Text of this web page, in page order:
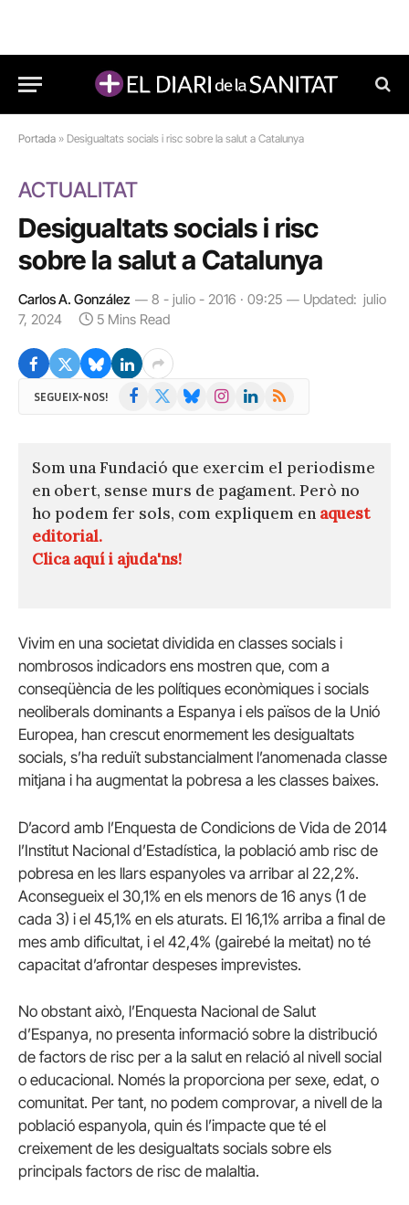
Portada » Desigualtats socials i risc sobre la salut a Catalunya
ACTUALITAT
Desigualtats socials i risc
sobre la salut a Catalunya
Carlos A. González 8 - julio - 2016 · 09:25 Updated: julio
7, 2024
5 Mins Read
SEGUEIX-NOS! Facebook BlueskyInstagramLinkedIn
RSS
Som una Fundació que exercim el periodisme
en obert, sense murs de pagament. Però no
ho podem fer sols, com expliquem en aquest
editorial.
Clica aquí i ajuda'ns!
Vivim en una societat dividida en classes socials i
nombrosos indicadors ens mostren que, com a
conseqüència de les polítiques econòmiques i socials
neoliberals dominants a Espanya i els països de la Unió
Europea, han crescut enormement les desigualtats
socials, s’ha reduït substancialment l’anomenada classe
mitjana i ha augmentat la pobresa a les classes baixes.
D’acord amb l’Enquesta de Condicions de Vida de 2014
l’Institut Nacional d’Estadística, la població amb risc de
pobresa en les llars espanyoles va arribar al 22,2%.
Aconsegueix el 30,1% en els menors de 16 anys (1 de
cada 3) i el 45,1% en els aturats. El 16,1% arriba a final de
mes amb dificultat, i el 42,4% (gairebé la meitat) no té
capacitat d’afrontar despeses imprevistes.
No obstant això, l’Enquesta Nacional de Salut
d’Espanya, no presenta informació sobre la distribució
de factors de risc per a la salut en relació al nivell social
o educacional. Només la proporciona per sexe, edat, o
comunitat. Per tant, no podem comprovar, a nivell de la
població espanyola, quin és l’impacte que té el
creixement de les desigualtats socials sobre els
principals factors de risc de malaltia.